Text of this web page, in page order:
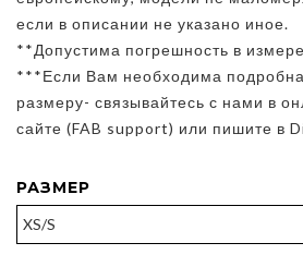
если в описании не указано иное.
**Допустима погрешность в
***Если Вам необходима
размеру- связывайтесь с нами в
сайте (FAB support) или пишите в
РАЗМЕР